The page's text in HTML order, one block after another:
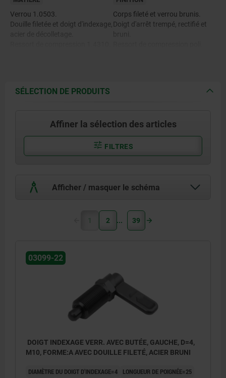
Verrou 1.0503.
Douille filetée et doigt d'indexage,
Corps fileté et verrou brunis.
Doigt d'arrêt trempé, rectifié et
- bleu signalisation RAL 5017.
- gris clair RAL 7035.
SÉLECTION DE PRODUITS
Affiner la sélection des articles
FILTRES
Afficher / masquer le schéma
1 2 39
03099-22
DOIGT INDEXAGE VERR. AVEC BUTÉE, GAUCHE, D=4,
M10, FORME:A AVEC DOUILLE FILETÉ, ACIER BRUNI
DIAMÈTRE DU DOIGT D'INDEXAGE=4
LONGUEUR DE POIGNÉE=25